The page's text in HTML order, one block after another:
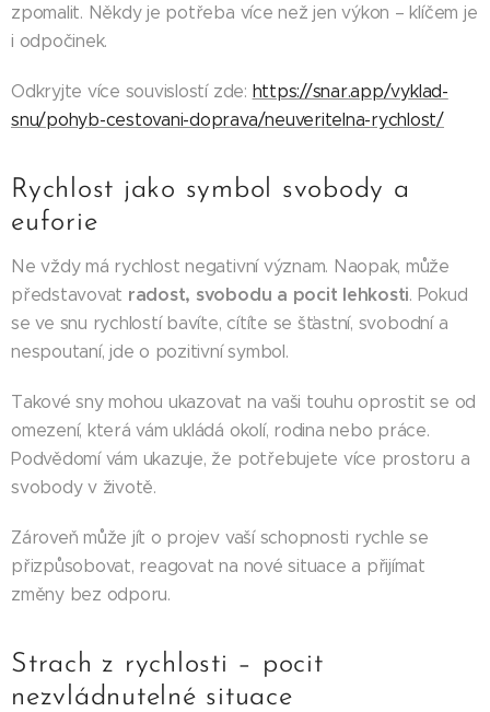
zpomalit. Někdy je potřeba více než jen výkon – klíčem je
i odpočinek.
Odkryjte více souvislostí zde: https://snar.app/vyklad-
snu/pohyb-cestovani-doprava/neuveritelna-rychlost/
Rychlost jako symbol svobody a
euforie
Ne vždy má rychlost negativní význam. Naopak, může
představovat radost, svobodu a pocit lehkosti. Pokud
se ve snu rychlostí bavíte, cítíte se šťastní, svobodní a
nespoutaní, jde o pozitivní symbol.
Takové sny mohou ukazovat na vaši touhu oprostit se od
omezení, která vám ukládá okolí, rodina nebo práce.
Podvědomí vám ukazuje, že potřebujete více prostoru a
svobody v životě.
Zároveň může jít o projev vaší schopnosti rychle se
přizpůsobovat, reagovat na nové situace a přijímat
změny bez odporu.
Strach z rychlosti – pocit
nezvládnutelné situace